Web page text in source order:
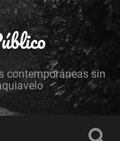
contemporáneas sin